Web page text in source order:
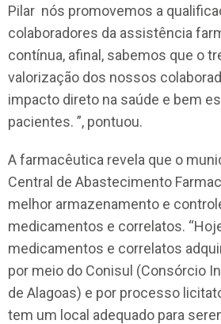
Pilar nós promovemos a
colaboradores da assistência
contínua, afinal, sabemos que o
valorização dos nossos
impacto direto na saúde e bem
pacientes. ”, pontuou.
A farmacêutica revela que o
Central de Abastecimento
melhor armazenamento e
medicamentos e correlatos.
medicamentos e correlatos
por meio do Conisul (Consórcio
de Alagoas) e por processo
tem um local adequado para